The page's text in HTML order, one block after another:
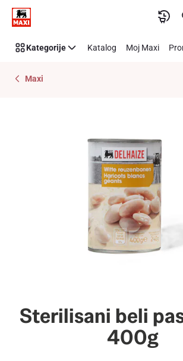
Preskoči link
Kategorije Katalog Moj Maxi
Maxi
Sterilisani beli
400g